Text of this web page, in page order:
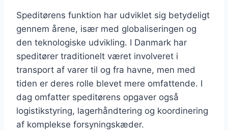
Speditørens funktion har udviklet sig betydeligt
gennem årene, især med globaliseringen og
den teknologiske udvikling. I Danmark har
speditører traditionelt været involveret i
transport af varer til og fra havne, men med
tiden er deres rolle blevet mere omfattende. I
dag omfatter speditørens opgaver også
logistikstyring, lagerhåndtering og koordinering
af komplekse forsyningskæder.